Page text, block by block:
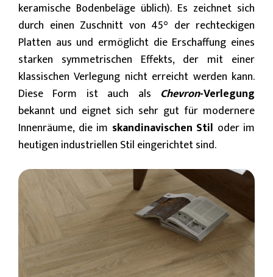
keramische Bodenbeläge üblich). Es zeichnet sich
durch einen Zuschnitt von 45° der rechteckigen
Platten aus und ermöglicht die Erschaffung eines
starken symmetrischen Effekts, der mit einer
klassischen Verlegung nicht erreicht werden kann.
Diese Form ist auch als Chevron-Verlegung
bekannt und eignet sich sehr gut für modernere
Innenräume, die im skandinavischen Stil oder im
heutigen industriellen Stil eingerichtet sind.